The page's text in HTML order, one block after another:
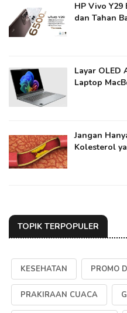
HP Vivo Y29
dan Tahan
Layar OLED
Laptop
Jangan
Kolesterol
TOPIK TERPOPULER
KESEHATAN PROMO
PRAKIRAAN CUACA